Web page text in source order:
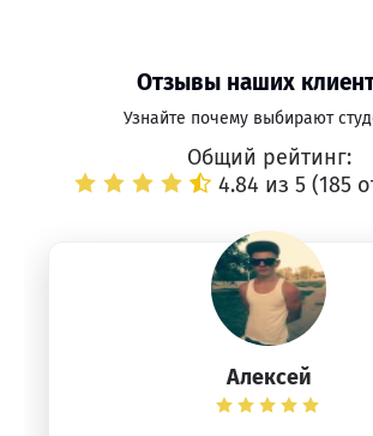
Отзывы наших
Узнайте почему выбирают
Общий рейтинг:
4.84 из 5 (185
Алексей